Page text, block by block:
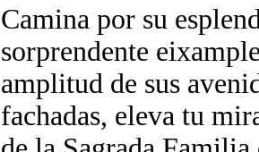
Camina por su
sorprendente
amplitud de sus
fachadas, eleva tu